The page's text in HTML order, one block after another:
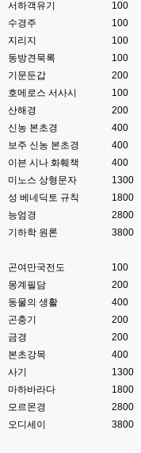
서하객유기
100
수경주
100
지리지
100
동방견묵록
100
기문둔갑
200
호메로스 서사시
100
산해경
200
신농 본초경
400
보주 신농 본초경
400
이븐 시나 화훼책
400
미노스 상형문자
1300
성 베네딕토 규칙
1800
능엄경
2800
기하학 원론
3800
곤여만국전도 100
몽계필담
200
동물의 생활
400
곤충기
200
금경
200
본초강목
400
사기
1300
마하바라다
1800
모르몬경
2800
오디세이
3800
고게임77
이거 아직 xe1인가용
네
esils
이쪽 사이트는 웹호스팅
고게임77
라이믹스나 xe1이나 똑같은
기 골치 아프긴 한데 전 갈아
고게임77
아 ~~~
다른쪽에는 php8.4호스팅.
esils
라이믹스가 가볍긴한데 기능
해서
고게임77
맞아요...
고게임77